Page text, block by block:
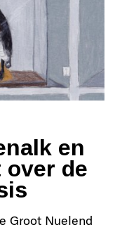
en
de
Groot Nuelend